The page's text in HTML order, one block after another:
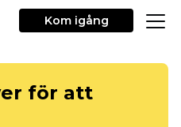
Kom igång
för att